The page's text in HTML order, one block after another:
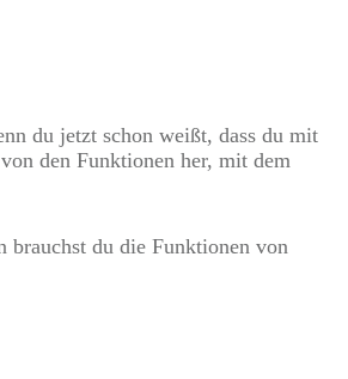
du jetzt schon weißt, dass du mit
den Funktionen her, mit dem
brauchst du die Funktionen von